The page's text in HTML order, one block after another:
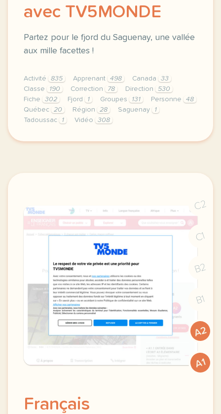
avec TV5MONDE
Partez pour le fjord du Saguenay, une vallée
aux mille facettes !
Activité 835 Apprenant 498 Canada
33
Classe
190 Correction 78 Direction
530
Fiche
302 Fjord 1 Groupes 131 Personne
48
Québec
20 Région 28 Saguenay
1
Tadoussac
1 Vidéo 308
didomi host didomi components button cursor
C2
C1
B2
B1
A2
A1
Français